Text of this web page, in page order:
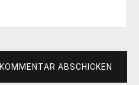
KOMMENTAR ABSCHICKEN